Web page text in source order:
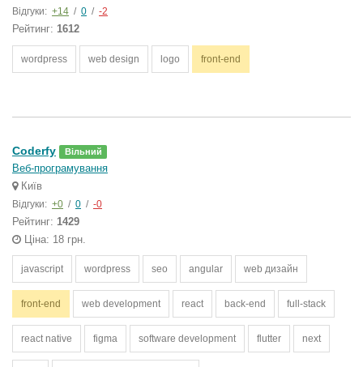
Відгуки: +14 / 0 / -2
Рейтинг: 1612
wordpress web design logo front-end
Coderfy Вільний
Веб-програмування
Київ
Відгуки: +0 / 0 / -0
Рейтинг: 1429
Ціна: 18 грн.
javascript wordpress seo angular web дизайн
front-end web development react back-end full-stack
react native figma software development flutter next